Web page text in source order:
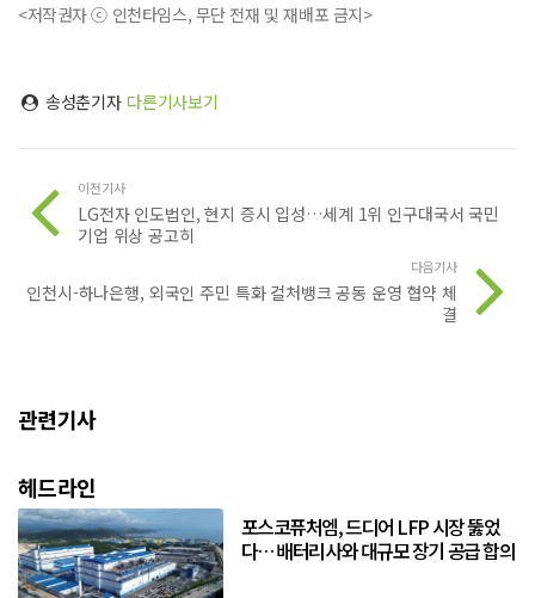
<저작권자 ⓒ 인천타임스, 무단 전재 및 재배포 금지>
송성춘기자 다른기사보기
이전기사
LG전자 인도법인, 현지 증시 입성…세계 1위 인구대국서 국민
기업 위상 공고히
다음기사
인천시-하나은행, 외국인 주민 특화 컬처뱅크 공동 운영 협약 체
결
관련기사
헤드라인
포스코퓨처엠, 드디어 LFP 시장 뚫었
다… 배터리사와 대규모 장기 공급 합의